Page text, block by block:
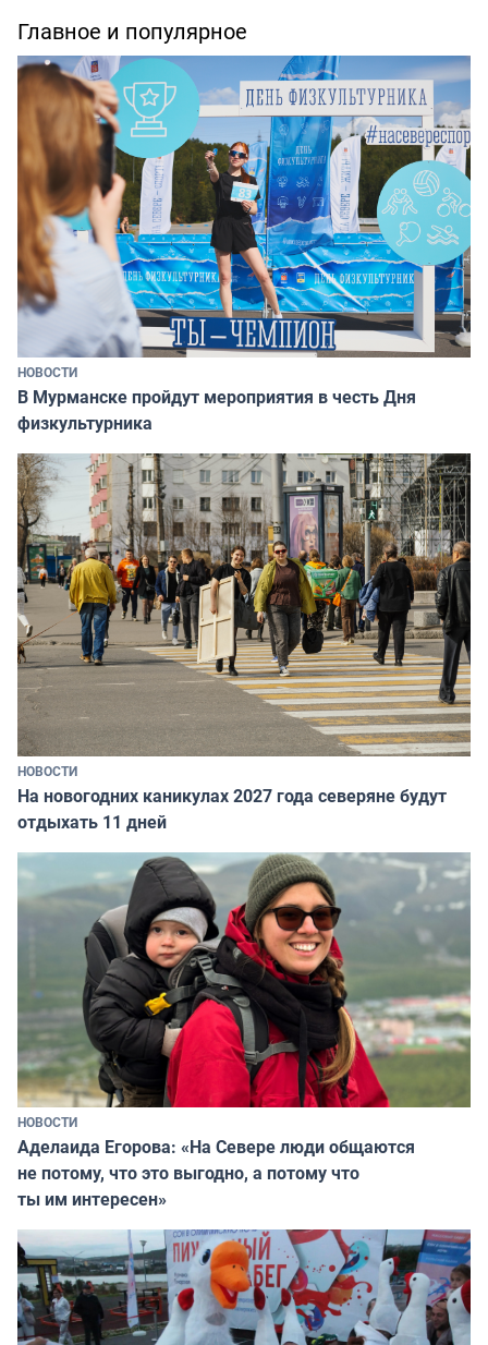
Главное и популярное
НОВОСТИ
В Мурманске пройдут мероприятия в честь Дня
физкультурника
НОВОСТИ
На новогодних каникулах 2027 года северяне будут
отдыхать 11 дней
НОВОСТИ
Аделаида Егорова: «На Севере люди общаются
не потому, что это выгодно, а потому что
ты им интересен»